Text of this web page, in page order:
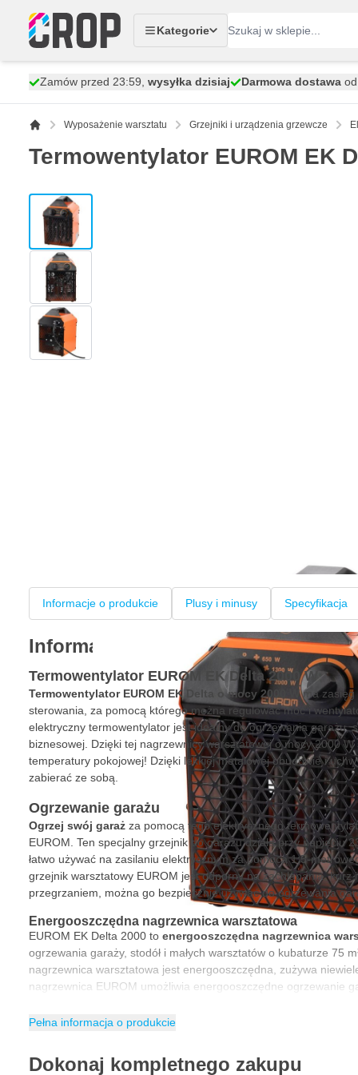
Kategorie
Zamów przed 23:59, wysyłka dzisiaj Darmowa dostawa
Wyposażenie warsztatu Grzejniki i urządzenia grzewcze
Termowentylator EUROM EK
View larger image
View larger image
View larger image
Informacje o produkcie Plusy i minusy Specyfikacja
Informacje o produkcie
Termowentylator EUROM EK Delta 2000 W
Termowentylator EUROM EK Delta o mocy 2000 Wma zasięg
sterowania, za pomocą którego można regulować moc i
elektryczny termowentylator jest idealny do ogrzewania garażu,
biznesowej. Dzięki tej nagrzewnicy warsztatowej o mocy 2000
temperatury pokojowej! Dzięki lekkiej metalowej obudowie i
zabierać ze sobą.
Ogrzewanie garażu
Ogrzej swój garaż za pomocą tego elektrycznego
EUROM. Ten specjalny grzejnik do garażu działa przy napięciu
łatwo używać na zasilaniu elektrycznym za pomocą 1,5-
grzejnik warsztatowy EUROM jest odporny na zachlapania, kurz
przegrzaniem, można go bezpiecznie używać do ogrzewania
Energooszczędna nagrzewnica warsztatowa
EUROM EK Delta 2000 to energooszczędna nagrzewnica
ogrzewania garaży, stodół i małych warsztatów o kubaturze 75
nagrzewnica warsztatowa jest energooszczędna, zużywa
nagrzewnica EUROM umożliwia energooszczędne ogrzewanie
Moc 2000 W i zasięg 75 m³
Pełna informacja o produkcie
Dokonaj kompletnego zakupu